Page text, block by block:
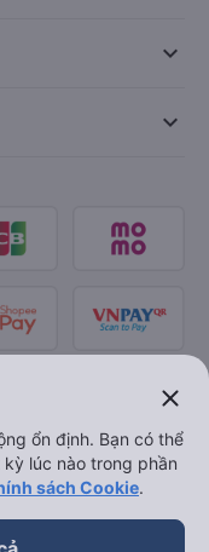
keyboard_arrow_down
keyboard_arrow_down
close
ổn định. Bạn có thể
lúc nào trong phần
sách Cookie.